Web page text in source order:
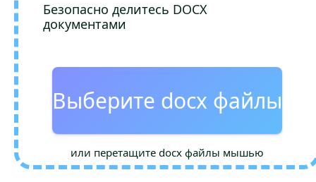
Безопасно делитесь DOCX
документами
Выберите docx файлы
или перетащите docx файлы мышью